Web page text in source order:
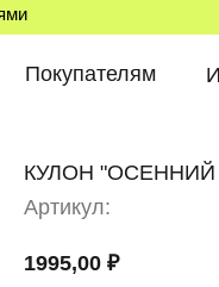
Покупателям
КУЛОН
Артикул:
1995,00 ₽